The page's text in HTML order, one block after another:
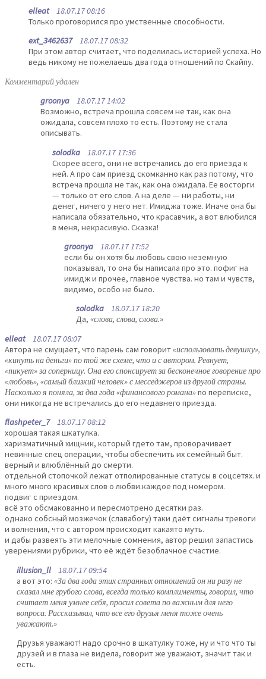
elleat18.07.17 08:16
Только проговорился про умственные способности.
ext_346263718.07.17 08:32
При этом автор считает, что поделилась историей успеха. Но
ведь никому не пожелаешь два года отношений по Скайпу.
Комментарий удален
groonya 18.07.17 14:02
Возможно, встреча прошла совсем не так, как она
ожидала, совсем плохо то есть. Поэтому не стала
описывать.
solodka 18.07.17 17:36
Скорее всего, они не встречались до его приезда к
ней. А про сам приезд скомканно как раз потому, что
встреча прошла не так, как она ожидала. Ее восторги
— только от его слов. А на деле — ни работы, ни
денег, ничего у него нет. Имиджа тоже. Иначе она бы
написала обязательно, что красавчик, а вот влюбился
в меня, некрасивую. Сказка!
groonya 18.07.17 17:52
если бы он хотя бы любовь свою неземную
показывал, то она бы написала про это. пофиг на
имидж и прочее, главное чувства. но там и чувств,
видимо, особо не было.
solodka 18.07.17 18:20
Да, «слова, слова, слова.»
elleat18.07.17 08:07
Автора не смущает, что парень сам говорит«использовать девушку»,
«кинуть на деньги» по той же схеме, что и с автором. Ревнует,
«пикует» за соперницу. Она его спонсирует за бесконечное говорение про
«любовь», «самый близкий человек» с месседжеров из другой страны.
Насколько я поняла, за два года «финансового романа»по переписке,
они никогда не встречались до его недавнего приезда.
flashpeter_718.07.17 08:12
хорошая такая шкатулка.
харизматичный хищник, который гдето там, проворачивает
невинные спец операции, чтобы обеспечить их семейный быт.
верный и влюблённый до смерти.
отдельной стопочкой лежат отполированные статусы в соцсетях. и
много много красивых слов о любви.каждое под номером.
подвиг с приездом.
всё это обсмакованно и пересмотрено десятки раз.
однако собсный мозжечок (славабогу) таки даёт сигналы тревоги
и волнения, что с автором происходит какаято муть.
и дабы развеять эти мелочные сомнения, автор решил запастись
уверениями рубрики, что её ждёт безоблачное счастие.
illusion_ll 18.07.17 09:54
а вот это: «За два года этих странных отношений он ни разу не
сказал мне грубого слова, всегда только комплименты, говорил, что
считает меня умнее себя, просил совета по важным для него
вопроса. Рассказывал, что все его друзья меня тоже очень
уважают.»
Друзья уважают! надо срочно в шкатулку тоже, ну и что что ты
друзей и в глаза не видела, говорит же уважают, значит так и
есть.